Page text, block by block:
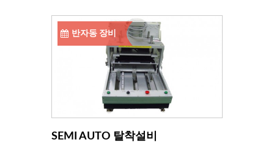
반자동 장비
SEMI AUTO 탈착설비